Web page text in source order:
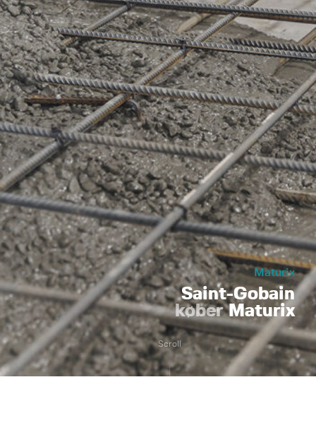
Maturix
Saint-Gobain
køberMaturix
Scroll